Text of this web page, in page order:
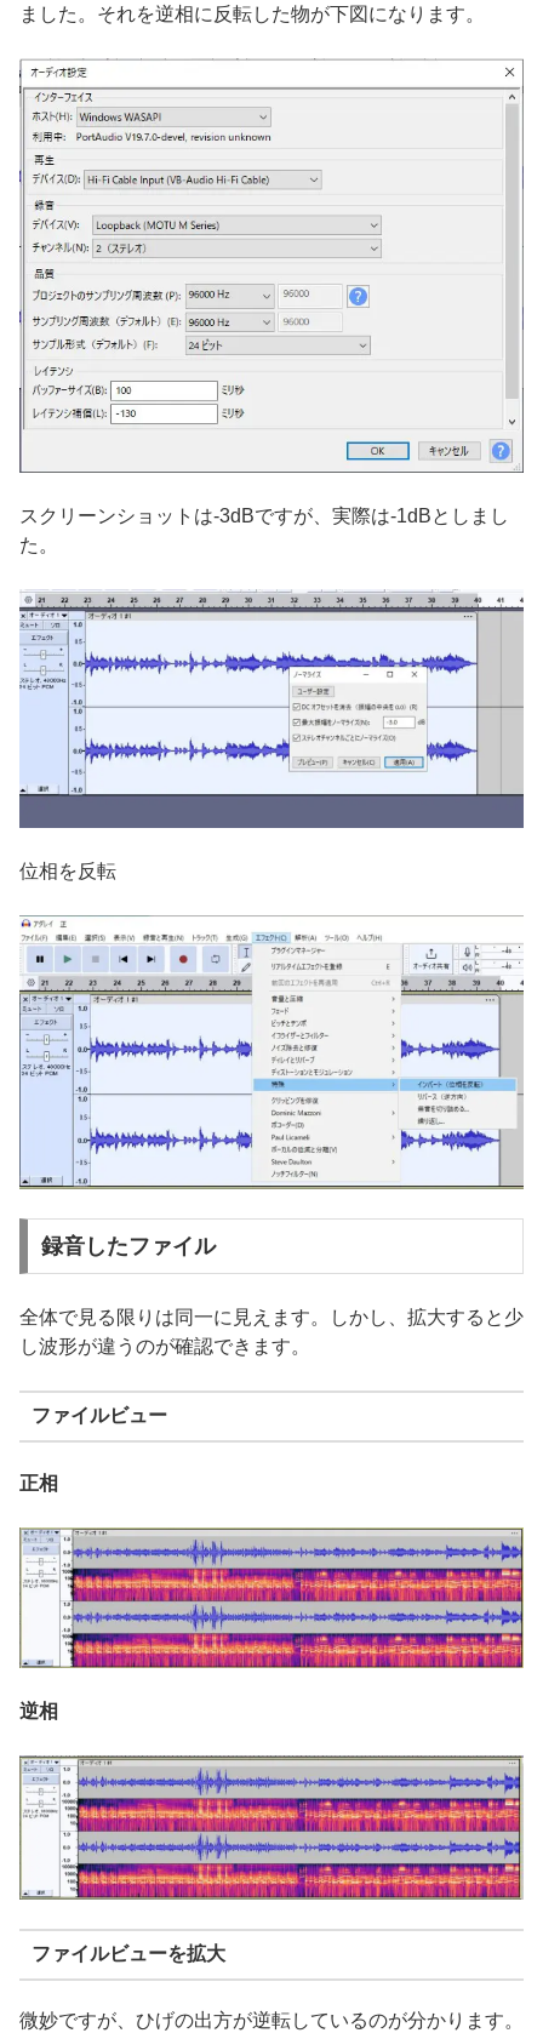
ました。それを逆相に反転した物が下図になります。
スクリーンショットは-3dBですが、実際は-1dBとしまし
た。
位相を反転
録音したファイル
全体で見る限りは同一に見えます。しかし、拡大すると少
し波形が違うのが確認できます。
ファイルビュー
正相
逆相
ファイルビューを拡大
微妙ですが、ひげの出方が逆転しているのが分かります。